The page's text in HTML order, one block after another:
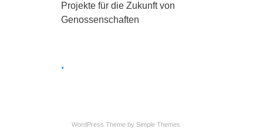
Projekte für die Zukunft von
Genossenschaften
.
WordPress Theme by Simple Themes